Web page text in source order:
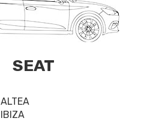
SEAT
ALTEA
IBIZA